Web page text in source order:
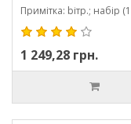
Примітка: bітр.; набір
1 249,28 грн.